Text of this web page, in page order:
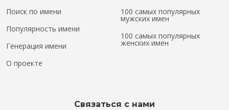
Поиск по имени
Популярность имени
Генерация имени
О проекте
100 самых популярных
мужских имен
100 самых популярных
женских имен
Связаться с нами